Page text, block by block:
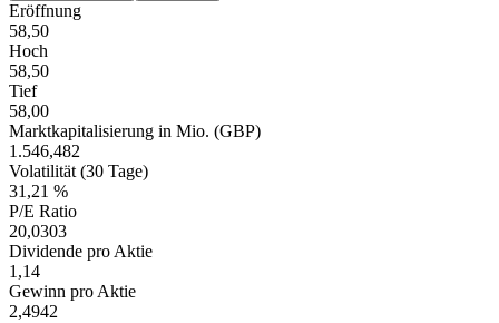
Eröffnung
58,50
Hoch
58,50
Tief
58,00
Marktkapitalisierung in Mio. (GBP)
1.546,482
Volatilität (30 Tage)
31,21 %
P/E Ratio
20,0303
Dividende pro Aktie
1,14
Gewinn pro Aktie
2,4942